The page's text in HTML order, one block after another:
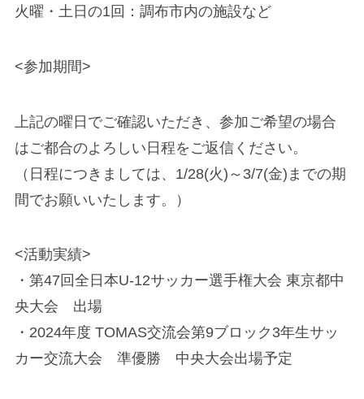
火曜・土日の1回：調布市内の施設など
<参加期間>
上記の曜日でご確認いただき、参加ご希望の場合
はご都合のよろしい日程をご返信ください。
（日程につきましては、1/28(火)～3/7(金)までの期
間でお願いいたします。）
<活動実績>
・第47回全⽇本U-12サッカー選⼿権⼤会 東京都中
央⼤会 出場
・2024年度 TOMAS交流会第9ブロック3年生サッ
カー交流大会 準優勝 中央大会出場予定